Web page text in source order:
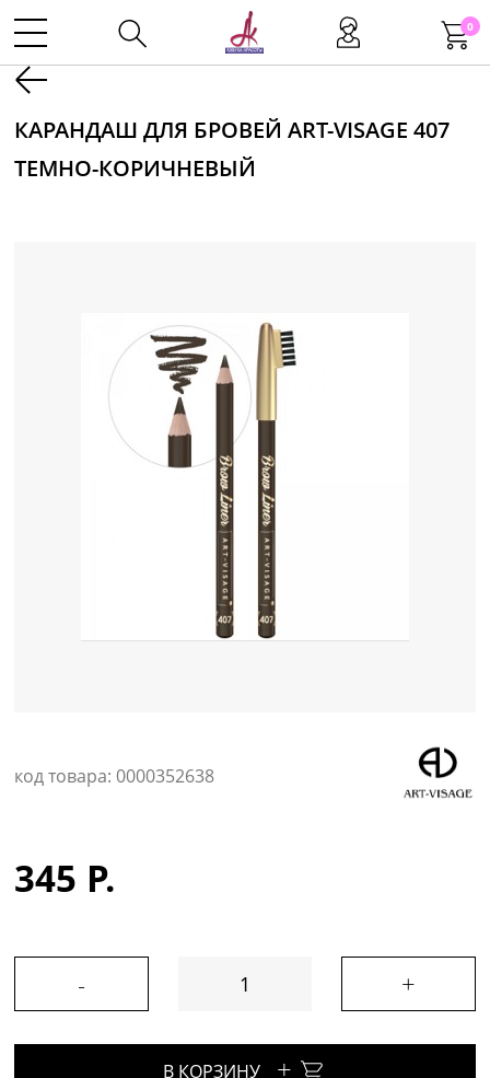
0
Инструменты
Маникюр
Одноразовая продукция
КАРАНДАШ ДЛЯ БРОВЕЙ ART-VISAGE 407
ТЕМНО-КОРИЧНЕВЫЙ
код товара: 0000352638
345 Р.
- +
В КОРЗИНУ +